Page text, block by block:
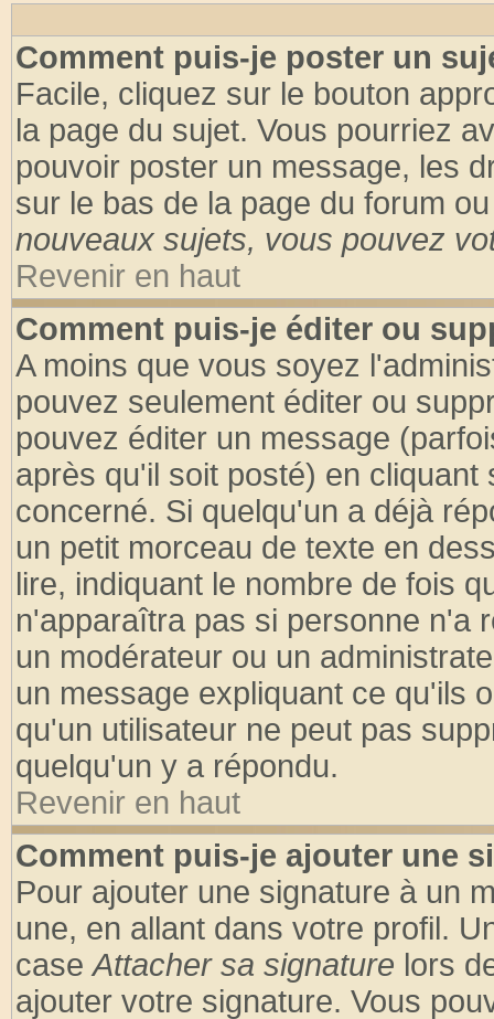
Comment puis-je poster un
Facile, cliquez sur le bouton
la page du sujet. Vous pourriez
pouvoir poster un message, les
sur le bas de la page du forum
nouveaux sujets, vous pouvez
Revenir en haut
Comment puis-je éditer ou
A moins que vous soyez
pouvez seulement éditer ou
pouvez éditer un message
après qu'il soit posté) en
concerné. Si quelqu'un a déjà
un petit morceau de texte en
lire, indiquant le nombre de fois
n'apparaîtra pas si personne n'a
un modérateur ou un
un message expliquant ce qu'ils
qu'un utilisateur ne peut pas
quelqu'un y a répondu.
Revenir en haut
Comment puis-je ajouter une
Pour ajouter une signature à un
une, en allant dans votre profil.
caseAttacher sa signature lors
ajouter votre signature. Vous